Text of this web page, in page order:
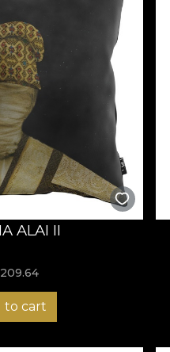
ALAI II
209.64 د.إ.‏
to cart